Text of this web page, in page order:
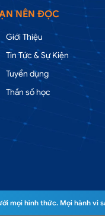
NÊN ĐỌC
Giới Thiệu
Tin Tức & Sự Kiện
Tuyển dụng
Thần số học
mọi hình thức. Mọi hành vi